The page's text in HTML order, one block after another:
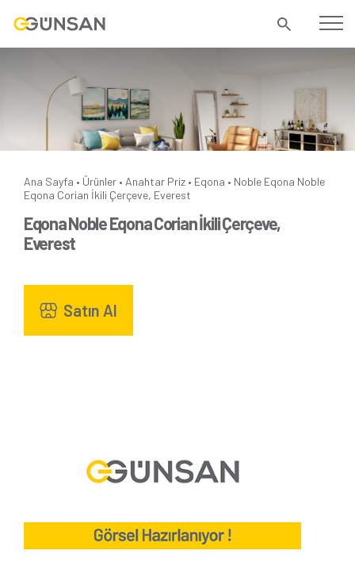
Ana Sayfa • Ürünler • Anahtar Priz • Eqona • Noble Eqona Noble
Eqona Corian İkili Çerçeve, Everest
Eqona Noble Eqona Corian İkili Çerçeve,
Everest
Satın Al